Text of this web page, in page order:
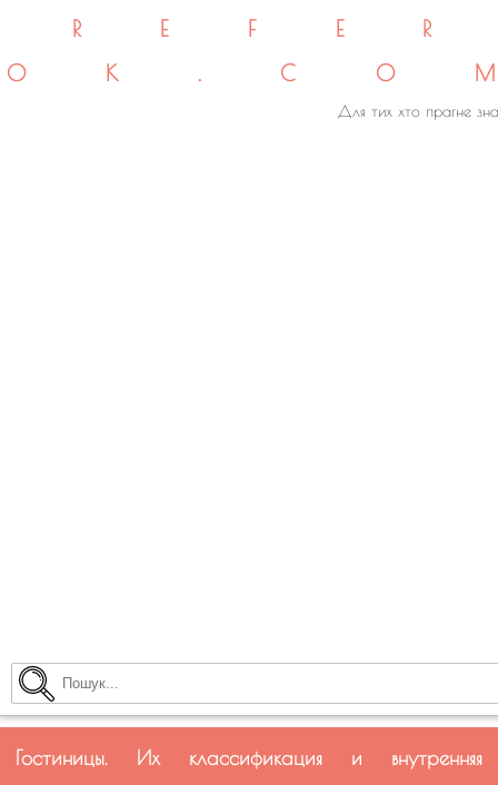
Для тих хто прагне
Гостиницы. Их классификация и внутренняя